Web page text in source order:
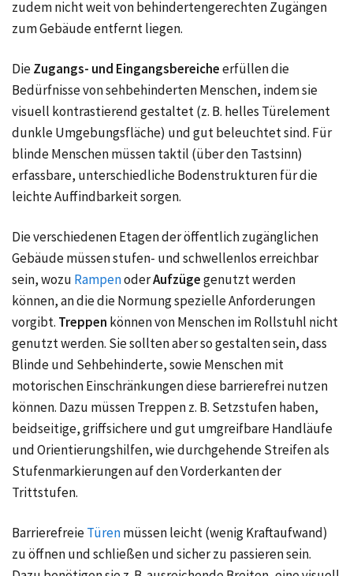
zudem nicht weit von behindertengerechten Zugängen
zum Gebäude entfernt liegen.
DieZugangs- und Eingangsbereicheerfüllen die
Bedürfnisse von sehbehinderten Menschen, indem sie
visuell kontrastierend gestaltet(z. B. helles Türelement
dunkle Umgebungsfläche) und gut beleuchtet sind. Für
blinde Menschen müssen taktil (über den Tastsinn)
erfassbare, unterschiedliche Bodenstrukturen für die
leichte Auffindbarkeit sorgen.
Die verschiedenen Etagen der öffentlich zugänglichen
Gebäude müssen stufen- und schwellenlos erreichbar
sein, wozu RampenoderAufzügegenutzt werden
können, an die die Normung spezielle Anforderungen
vorgibt. Treppen können von Menschen im Rollstuhl nicht
genutzt werden. Sie sollten aber so gestalten sein, dass
Blinde und Sehbehinderte, sowie Menschen mit
motorischen Einschränkungen diese barrierefrei nutzen
können. Dazu müssen Treppenz. B. Setzstufen haben,
beidseitige, griffsichere und gut umgreifbare Handläufe
und Orientierungshilfen, wie durchgehende Streifen als
Stufenmarkierungen auf den Vorderkanten der
Trittstufen.
BarrierefreieTürenmüssen leicht (wenig Kraftaufwand)
zu öffnen und schließen und sicher zu passieren sein.